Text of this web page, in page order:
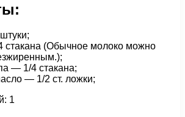
стакана (Обычное молоко можно
— 1/4 стакана;
— 1/2 ст. ложки;
1